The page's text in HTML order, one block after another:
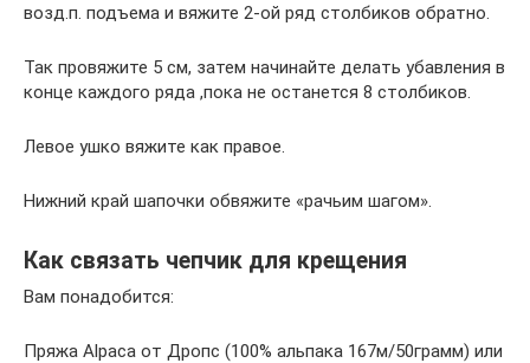
возд.п. подъема и вяжите 2-ой ряд столбиков обратно.
Так провяжите 5 см, затем начинайте делать убавления в
конце каждого ряда ,пока не останется 8 столбиков.
Левое ушко вяжите как правое.
Нижний край шапочки обвяжите «рачьим шагом».
Как связать чепчик для крещения
Вам понадобится:
Пряжа Alpaca от Дропс (100% альпака 167м/50грамм) или